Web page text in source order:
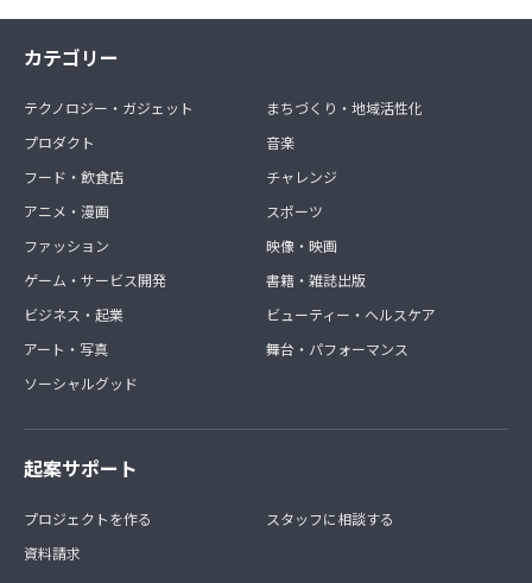
カテゴリー
テクノロジー・ガジェット
プロダクト
フード・飲食店
アニメ・漫画
ファッション
ゲーム・サービス開発
ビジネス・起業
アート・写真
ソーシャルグッド
まちづくり・地域活性化
音楽
チャレンジ
スポーツ
映像・映画
書籍・雑誌出版
ビューティー・ヘルスケア
舞台・パフォーマンス
起案サポート
プロジェクトを作る
資料請求
スタッフに相談する